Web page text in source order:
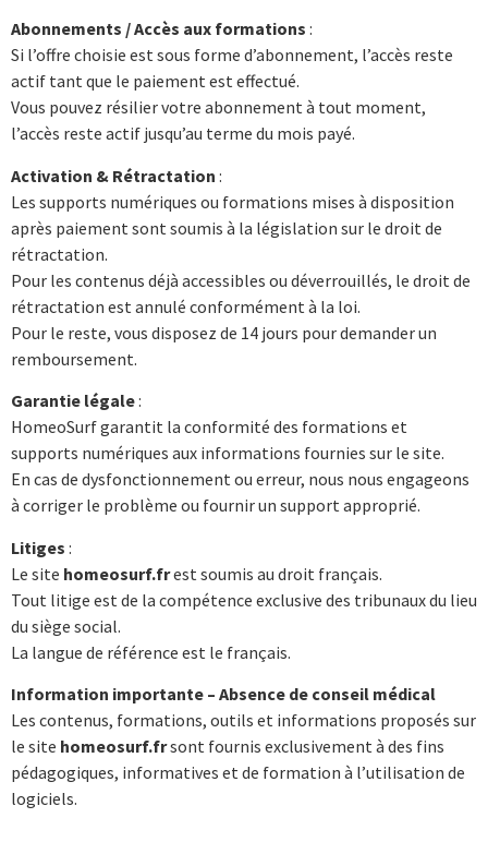
Abonnements / Accès aux formations :
Si l’offre choisie est sous forme d’abonnement, l’accès reste
actif tant que le paiement est effectué.
Vous pouvez résilier votre abonnement à tout moment,
l’accès reste actif jusqu’au terme du mois payé.
Activation & Rétractation :
Les supports numériques ou formations mises à disposition
après paiement sont soumis à la législation sur le droit de
rétractation.
Pour les contenus déjà accessibles ou déverrouillés, le droit de
rétractation est annulé conformément à la loi.
Pour le reste, vous disposez de 14 jours pour demander un
remboursement.
Garantie légale:
HomeoSurf garantit la conformité des formations et
supports numériques aux informations fournies sur le site.
En cas de dysfonctionnement ou erreur, nous nous engageons
à corriger le problème ou fournir un support approprié.
Litiges :
Le site homeosurf.frest soumis au droit français.
Tout litige est de la compétence exclusive des tribunaux du lieu
du siège social.
La langue de référence est le français.
Information importante – Absence de conseil médical
Les contenus, formations, outils et informations proposés sur
le site homeosurf.frsont fournis exclusivement à des fins
pédagogiques, informatives et de formation à l’utilisation de
logiciels.